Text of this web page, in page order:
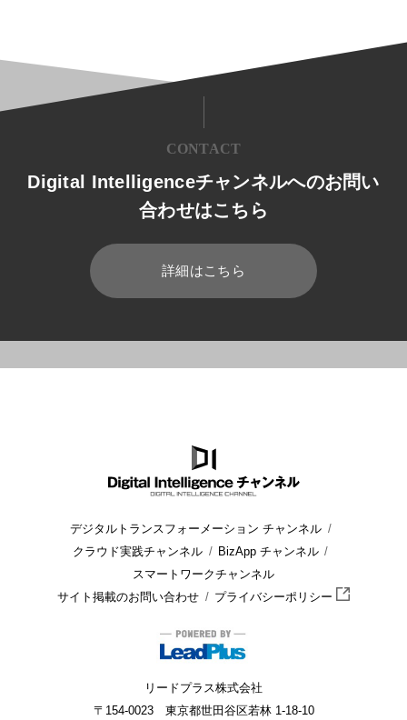
CONTACT
Digital Intelligenceチャンネルへのお問い
合わせはこちら
詳細はこちら
デジタルトランスフォーメーション チャンネル
クラウド実践チャンネル
BizApp チャンネル
スマートワークチャンネル
サイト掲載のお問い合わせ
プライバシーポリシー
リードプラス株式会社
〒154-0023 東京都世田谷区若林 1-18-10